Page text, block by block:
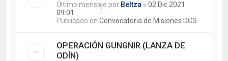
Último mensaje por Beltza «02 Dic 2021
09:01
Publicado enConvocatoria de Misiones DCS
OPERACIÓN GUNGNIR (LANZA DE
ODÍN)